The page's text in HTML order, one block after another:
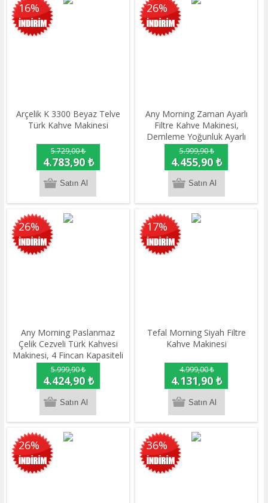
16%
Arçelik K 3300 Beyaz Telve
Türk Kahve Makinesi
5.729,00 ₺
4.783,90 ₺
26%
Any Morning Zaman Ayarlı
Filtre Kahve Makinesi,
Demleme Yoğunluk Ayarlı
1000 W 2 L SH21515B
5.999,90 ₺
4.455,90 ₺
26%
Any Morning Paslanmaz
Çelik Cezveli Türk Kahvesi
Makinesi, 4 Fincan Kapasiteli
250 ml LI23201S
5.999,90 ₺
4.424,90 ₺
17%
Tefal Morning Siyah Filtre
Kahve Makinesi
4.999,00 ₺
4.131,90 ₺
26% 36%